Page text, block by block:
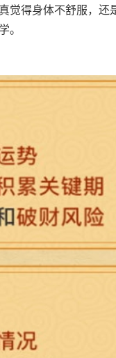
觉得身体不舒服，还
。